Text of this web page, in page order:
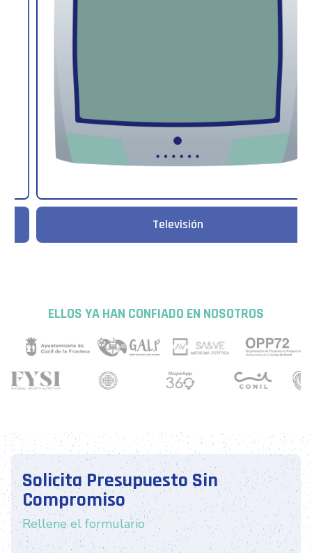
Televisión
ELLOS YA HAN CONFIADO EN NOSOTROS
Solicita Presupuesto Sin
Compromiso
Rellene el formulario